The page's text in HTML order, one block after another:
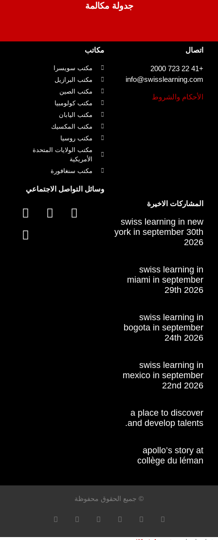
جدولة مكالمة
اتصال
+41 22 723 2000
info@swisslearning.com
الأحكام والشروط
مكاتب
مكتب سويسرا
مكتب البرازيل
مكتب الصين
مكتب كولومبيا
مكتب اليابان
مكتب المكسيك
مكتب روسيا
مكتب الولايات المتحدة
الأمريكية
مكتب سنغافورة
المشاركات الاخيرة
swiss learning in new
york in september 30th
2026
swiss learning in
miami in september
29th 2026
swiss learning in
bogota in september
24th 2026
swiss learning in
mexico in september
22nd 2026
a place to discover
and develop talents.
apollo’s story at
collège du léman
وسائل التواصل الاجتماعي
© جميع الحقوق محفوظة